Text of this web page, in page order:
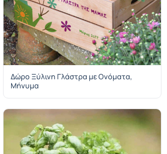
Δώρο Ξύλινη Γλάστρα με Ονόματα,
Μήνυμα